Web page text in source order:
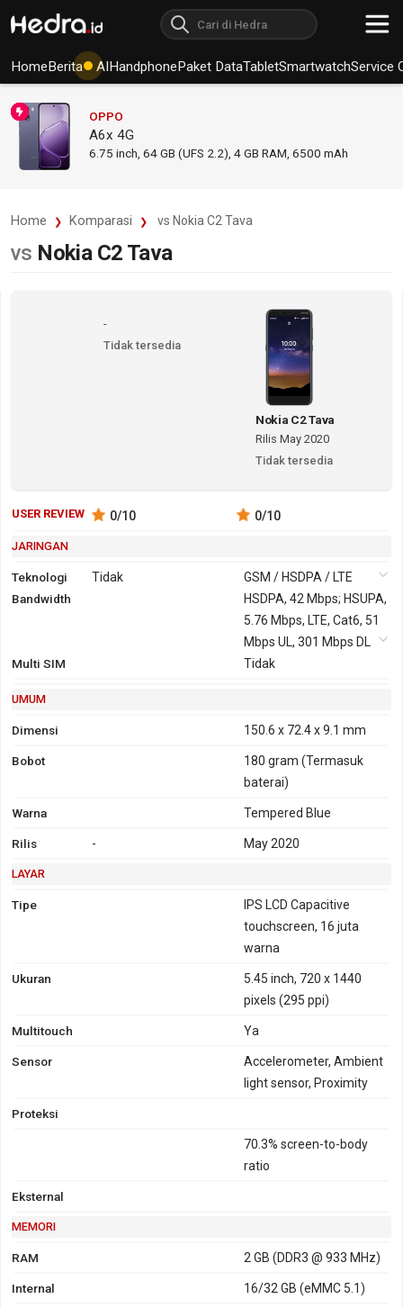
HomeBerita AIHandphonePaket DataTabletSmartwatchService
OPPO
A6x 4G
6.75 inch, 64 GB (UFS 2.2), 4 GB RAM 6500 mAh
Home Komparasi vs Nokia C2 Tava
vs Nokia C2 Tava
-
Tidak tersedia
Nokia C2 Tava
Rilis May 2020
Tidak tersedia
USER REVIEW 0/10 0/10
JARINGAN
Teknologi Tidak
GSM / HSDPA / LTE
2G
3G
GPRS Ya
Bandwidth
HSDPA, 42 Mbps; HSUPA,
5.76 Mbps, LTE, Cat6, 51
Mbps UL, 301 Mbps DL
Multi SIM
Tidak
UMUM
Dimensi 150.6 x 72.4 x 9.1 mm
Bobot 180 gram (Termasuk
baterai)
Warna Tempered Blue
Rilis - May 2020
LAYAR
Tipe
IPS LCD Capacitive
touchscreen, 16 juta
warna
Ukuran
5.45 inch, 720 x 1440
pixels (295 ppi)
Multitouch Ya
Sensor
Accelerometer, Ambient
light sensor, Proximity
Proteksi
70.3% screen-to-body
ratio
Eksternal
MEMORI
RAM 2 GB (DDR3 @ 933 MHz)
Internal 16/32 GB (eMMC 5.1)